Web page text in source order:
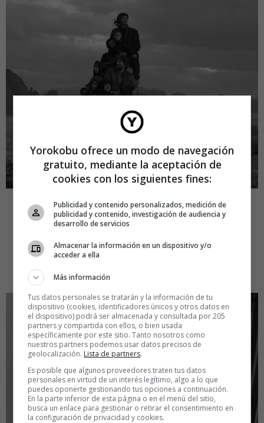
5.- Tatuajes postales
A mitad de camino entre los tatuajes y los sellos, e
inspirándose en el trabajo de maestros como Vermeer o
Caravaggio. Muy interesante trabajo de
Yorokobu ofrece un modo de navegación
gratuito, mediante la aceptación de
cookies con los siguientes fines:
Publicidad y contenido personalizados, medición de
publicidad y contenido, investigación de audiencia y
desarrollo de servicios
Almacenar la información en un dispositivo y/o
acceder a ella
Más información
Tus datos personales se tratarán y la información de tu
dispositivo (cookies, identificadores únicos y otros datos en
el dispositivo) podrá ser almacenada y consultada por 205
partners y compartida con ellos, o bien usada
específicamente por este sitio. Tanto nosotros como
nuestros partners podemos usar datos precisos de
geolocalización. Lista de partners.
Es posible que algunos proveedores traten tus datos
personales en virtud de un interés legítimo, algo a lo que
puedes oponerte gestionando tus opciones a continuación.
En la parte inferior de esta página o en el menú del sitio,
busca un enlace para gestionar o retirar el consentimiento en
la configuración de privacidad y cookies.